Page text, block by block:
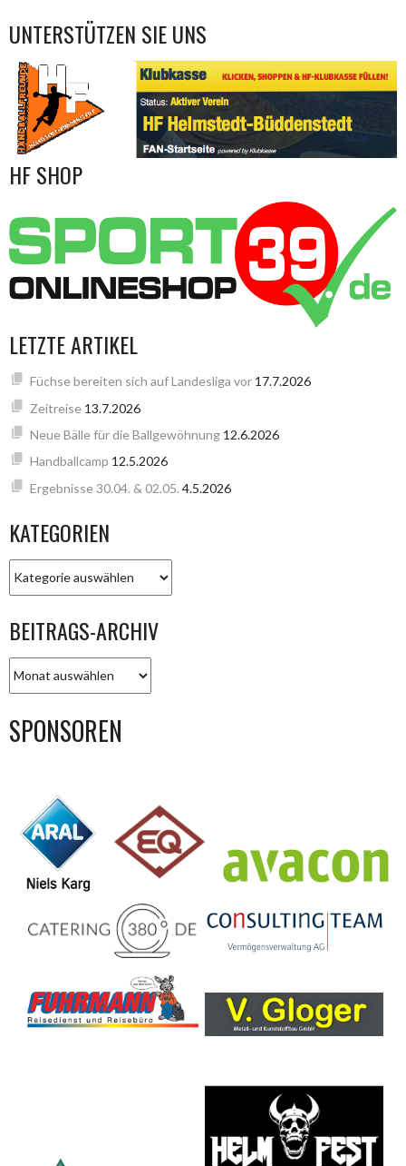
UNTERSTÜTZEN SIE UNS
HF SHOP
LETZTE ARTIKEL
Füchse bereiten sich auf Landesliga vor 17.7.2026
Zeitreise 13.7.2026
Neue Bälle für die Ballgewöhnung 12.6.2026
Handballcamp 12.5.2026
Ergebnisse 30.04. & 02.05. 4.5.2026
KATEGORIEN
BEITRAGS-ARCHIV
ARCHIV
SPONSOREN